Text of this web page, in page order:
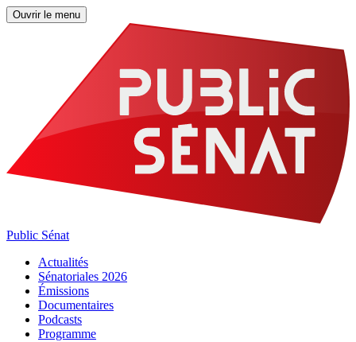
Ouvrir le menu
Public Sénat
Actualités
Sénatoriales 2026
Émissions
Documentaires
Podcasts
Programme